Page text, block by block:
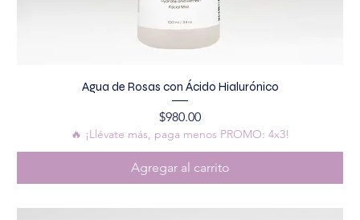
Agua de Rosas con Ácido Hialurónico
Precio
$980.00
🔥 ¡Llévate más, paga menos PROMO: 4x3!
Agregar al carrito